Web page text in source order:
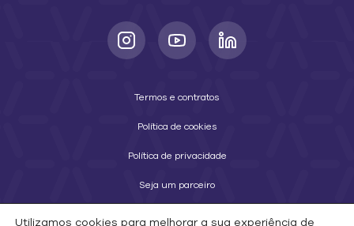
Termos e contratos
Política de cookies
Política de privacidade
Seja um parceiro
Utilizamos cookies para melhorar a sua experiência de